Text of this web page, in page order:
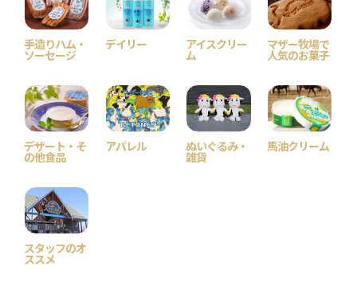
手造りハム・
ソーセージ
デイリー アイスクリー
ム
マザー牧場で
人気のお菓子
デザート・そ
の他食品
アパレル ぬいぐるみ・
雑貨
馬油クリーム
スタッフのオ
ススメ